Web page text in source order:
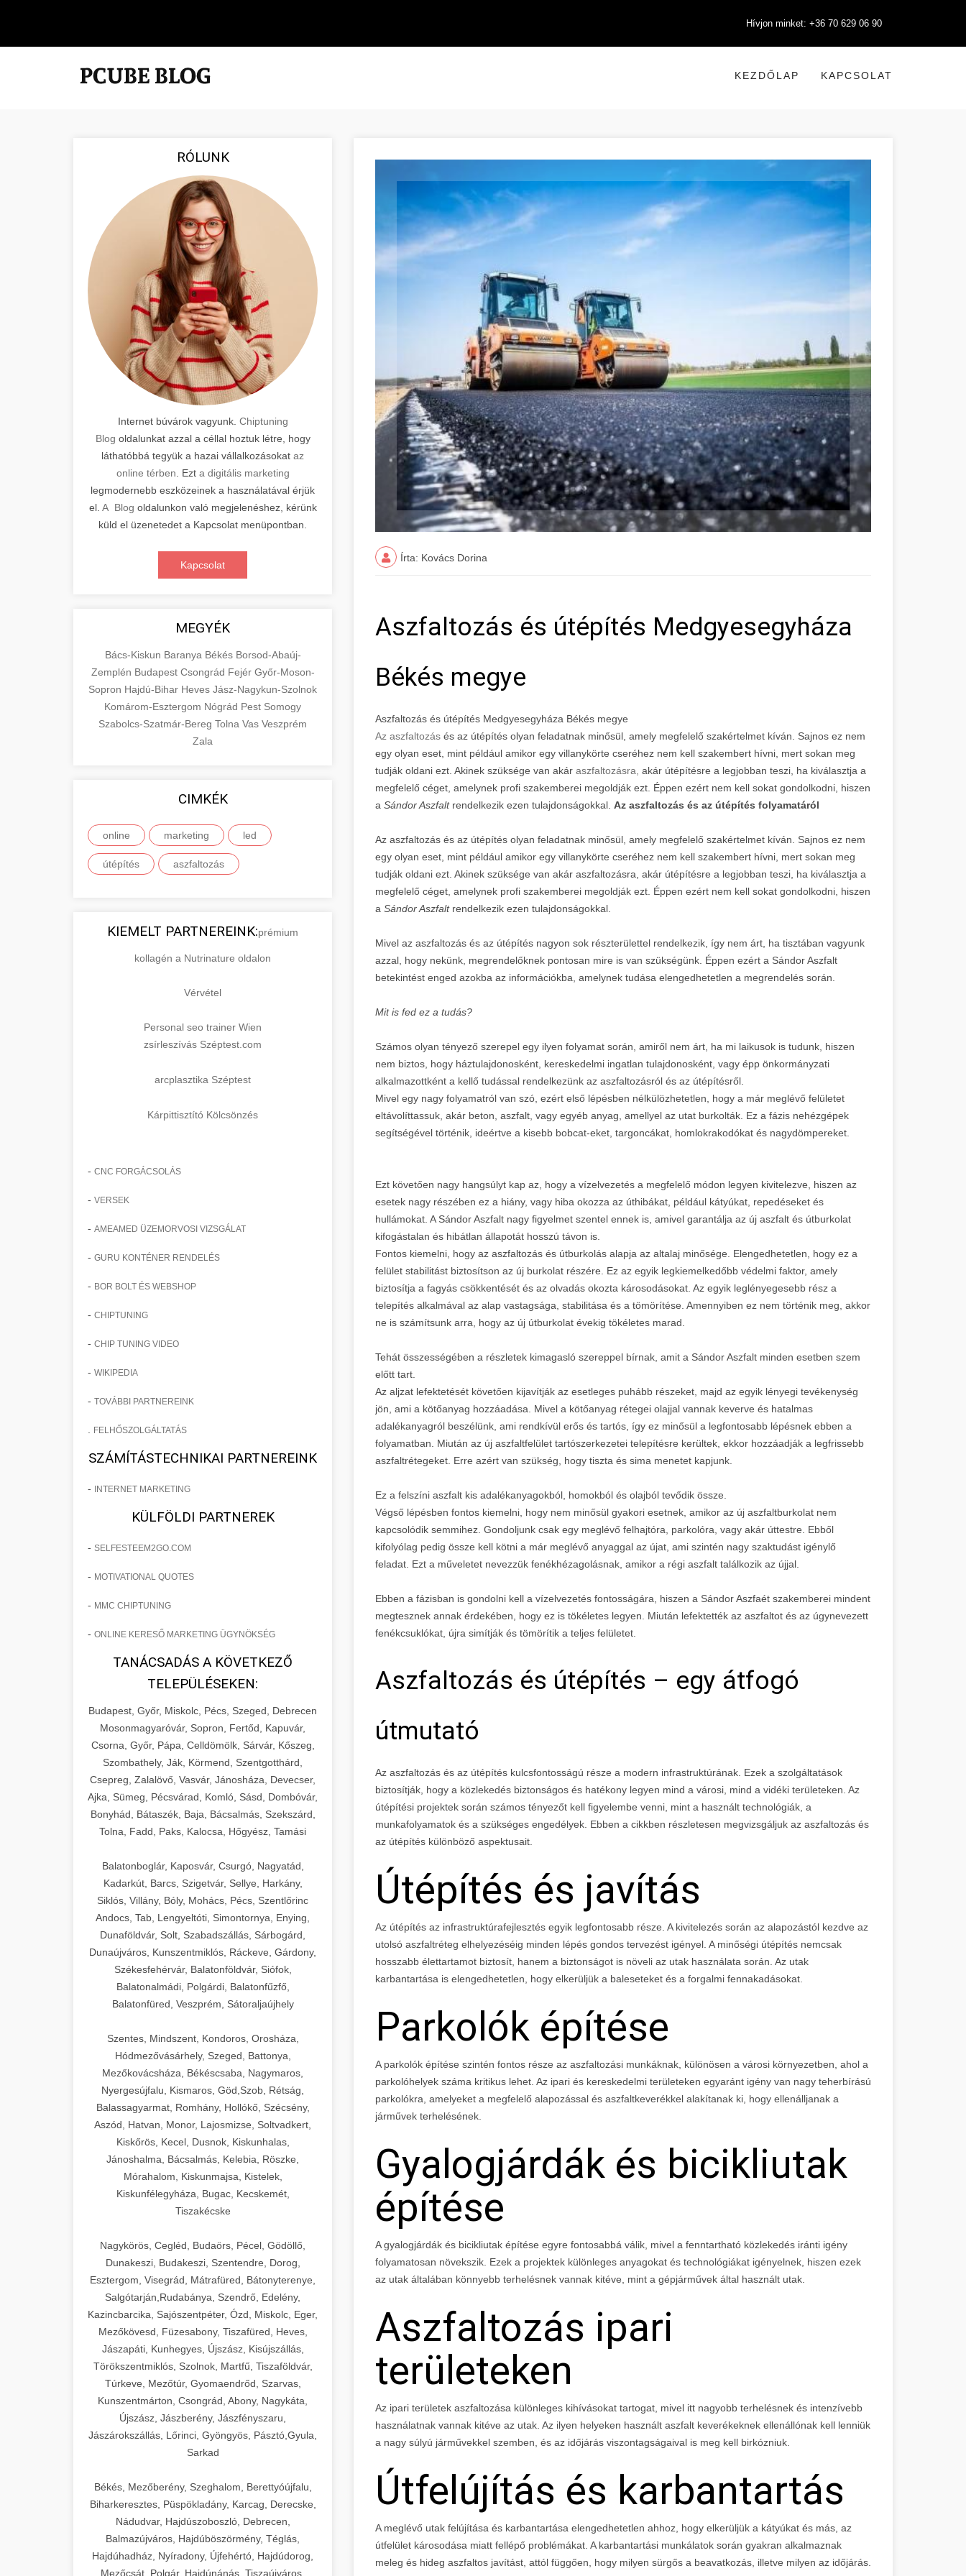
Hívjon minket: +36 70 629 06 90
KEZDŐLAP KAPCSOLAT
RÓLUNK
Internet búvárok vagyunk. Chiptuning
Blog oldalunkat azzal a céllal hoztuk létre, hogy
láthatóbbá tegyük a hazai vállalkozásokat az
online térben . Ezt a digitális marketing
legmodernebb eszközeinek a használatával érjük
el. A Blog oldalunkon való megjelenéshez, kérünk
küld el üzenetedet a Kapcsolat menüpontban.
Kapcsolat
MEGYÉK
Bács-Kiskun Baranya Békés Borsod-Abaúj-
Zemplén Budapest Csongrád Fejér Győr-Moson-
Sopron Hajdú-Bihar Heves Jász-Nagykun-Szolnok
Komárom-Esztergom Nógrád Pest Somogy
Szabolcs-Szatmár-Bereg Tolna Vas Veszprém
Zala
CIMKÉK
online marketing led
útépítés aszfaltozás
KIEMELT PARTNEREINK:prémium
kollagén a Nutrinature oldalon
Vérvétel
Personal seo trainer Wien
zsírleszívás Széptest.com
arcplasztika Széptest
Kárpittisztító Kölcsönzés
- CNC FORGÁCSOLÁS
- VERSEK
- AMEAMED ÜZEMORVOSI VIZSGÁLAT
- GURU KONTÉNER RENDELÉS
- BOR BOLT ÉS WEBSHOP
- CHIPTUNING
- CHIP TUNING VIDEO
- WIKIPEDIA
- TOVÁBBI PARTNEREINK
FELHŐSZOLGÁLTATÁS
SZÁMÍTÁSTECHNIKAI PARTNEREINK
- INTERNET MARKETING
KÜLFÖLDI PARTNEREK
- SELFESTEEM2GO.COM
- MOTIVATIONAL QUOTES
- MMC CHIPTUNING
- ONLINE KERESŐ MARKETING ÜGYNÖKSÉG
TANÁCSADÁS A KÖVETKEZŐ
TELEPÜLÉSEKEN:
Budapest, Győr, Miskolc, Pécs, Szeged, Debrecen
Mosonmagyaróvár, Sopron, Fertőd, Kapuvár,
Csorna, Győr, Pápa, Celldömölk, Sárvár, Kőszeg,
Szombathely, Ják, Körmend, Szentgotthárd,
Csepreg, Zalalövő, Vasvár, Jánosháza, Devecser,
Ajka, Sümeg, Pécsvárad, Komló, Sásd, Dombóvár,
Bonyhád, Bátaszék, Baja, Bácsalmás, Szekszárd,
Tolna, Fadd, Paks, Kalocsa, Hőgyész, Tamási
Balatonboglár, Kaposvár, Csurgó, Nagyatád,
Kadarkút, Barcs, Szigetvár, Sellye, Harkány,
Siklós, Villány, Bóly, Mohács, Pécs, Szentlőrinc
Andocs, Tab, Lengyeltóti, Simontornya, Enying,
Dunaföldvár, Solt, Szabadszállás, Sárbogárd,
Dunaújváros, Kunszentmiklós, Ráckeve, Gárdony,
Székesfehérvár, Balatonföldvár, Siófok,
Balatonalmádi, Polgárdi, Balatonfűzfő,
Balatonfüred, Veszprém, Sátoraljaújhely
Szentes, Mindszent, Kondoros, Orosháza,
Hódmezővásárhely, Szeged, Battonya,
Mezőkovácsháza, Békéscsaba, Nagymaros,
Nyergesújfalu, Kismaros, Göd,Szob, Rétság,
Balassagyarmat, Romhány, Hollókő, Szécsény,
Aszód, Hatvan, Monor, Lajosmizse, Soltvadkert,
Kiskőrös, Kecel, Dusnok, Kiskunhalas,
Jánoshalma, Bácsalmás, Kelebia, Röszke,
Mórahalom, Kiskunmajsa, Kistelek,
Kiskunfélegyháza, Bugac, Kecskemét,
Tiszakécske
Nagykörös, Cegléd, Budaörs, Pécel, Gödöllő,
Dunakeszi, Budakeszi, Szentendre, Dorog,
Esztergom, Visegrád, Mátrafüred, Bátonyterenye,
Salgótarján,Rudabánya, Szendrő, Edelény,
Kazincbarcika, Sajószentpéter, Ózd, Miskolc, Eger,
Mezőkövesd, Füzesabony, Tiszafüred, Heves,
Jászapáti, Kunhegyes, Újszász, Kisújszállás,
Törökszentmiklós, Szolnok, Martfű, Tiszaföldvár,
Túrkeve, Mezőtúr, Gyomaendrőd, Szarvas,
Kunszentmárton, Csongrád, Abony, Nagykáta,
Újszász, Jászberény, Jászfényszaru,
Jászárokszállás, Lőrinci, Gyöngyös, Pásztó,Gyula,
Sarkad
Békés, Mezőberény, Szeghalom, Berettyóújfalu,
Biharkeresztes, Püspökladány, Karcag, Derecske,
Nádudvar, Hajdúszoboszló, Debrecen,
Balmazújváros, Hajdúböszörmény, Téglás,
Hajdúhadház, Nyíradony, Újfehértó, Hajdúdorog,
Mezőcsát, Polgár, Hajdúnánás, Tiszaújváros,
Írta: Kovács Dorina
Aszfaltozás és útépítés Medgyesegyháza
Békés megye
Aszfaltozás és útépítés Medgyesegyháza Békés megye
Az aszfaltozás és az útépítés olyan feladatnak minősül, amely megfelelő szakértelmet kíván. Sajnos ez nem
egy olyan eset, mint például amikor egy villanykörte cseréhez nem kell szakembert hívni, mert sokan meg
tudják oldani ezt. Akinek szüksége van akár aszfaltozásra, akár útépítésre a legjobban teszi, ha kiválasztja a
megfelelő céget, amelynek profi szakemberei megoldják ezt. Éppen ezért nem kell sokat gondolkodni, hiszen
a Sándor Aszfaltrendelkezik ezen tulajdonságokkal. Az aszfaltozás és az útépítés folyamatáról
Az aszfaltozás és az útépítés olyan feladatnak minősül, amely megfelelő szakértelmet kíván. Sajnos ez nem
egy olyan eset, mint például amikor egy villanykörte cseréhez nem kell szakembert hívni, mert sokan meg
tudják oldani ezt. Akinek szüksége van akár aszfaltozásra, akár útépítésre a legjobban teszi, ha kiválasztja a
megfelelő céget, amelynek profi szakemberei megoldják ezt. Éppen ezért nem kell sokat gondolkodni, hiszen
a Sándor Aszfaltrendelkezik ezen tulajdonságokkal.
Mivel az aszfaltozás és az útépítés nagyon sok részterülettel rendelkezik, így nem árt, ha tisztában vagyunk
azzal, hogy nekünk, megrendelőknek pontosan mire is van szükségünk. Éppen ezért a Sándor Aszfalt
betekintést enged azokba az információkba, amelynek tudása elengedhetetlen a megrendelés során.
Mit is fed ez a tudás?
Számos olyan tényező szerepel egy ilyen folyamat során, amiről nem árt, ha mi laikusok is tudunk, hiszen
nem biztos, hogy háztulajdonosként, kereskedelmi ingatlan tulajdonosként, vagy épp önkormányzati
alkalmazottként a kellő tudással rendelkezünk az aszfaltozásról és az útépítésről.
Mivel egy nagy folyamatról van szó, ezért első lépésben nélkülözhetetlen, hogy a már meglévő felületet
eltávolíttassuk, akár beton, aszfalt, vagy egyéb anyag, amellyel az utat burkolták. Ez a fázis nehézgépek
segítségével történik, ideértve a kisebb bobcat-eket, targoncákat, homlokrakodókat és nagydömpereket.
Ezt követően nagy hangsúlyt kap az, hogy a vízelvezetés a megfelelő módon legyen kivitelezve, hiszen az
esetek nagy részében ez a hiány, vagy hiba okozza az úthibákat, például kátyúkat, repedéseket és
hullámokat. A Sándor Aszfalt nagy figyelmet szentel ennek is, amivel garantálja az új aszfalt és útburkolat
kifogástalan és hibátlan állapotát hosszú távon is.
Fontos kiemelni, hogy az aszfaltozás és útburkolás alapja az altalaj minősége. Elengedhetetlen, hogy ez a
felület stabilitást biztosítson az új burkolat részére. Ez az egyik legkiemelkedőbb védelmi faktor, amely
biztosítja a fagyás csökkentését és az olvadás okozta károsodásokat. Az egyik leglényegesebb rész a
telepítés alkalmával az alap vastagsága, stabilitása és a tömörítése. Amennyiben ez nem történik meg, akkor
ne is számítsunk arra, hogy az új útburkolat évekig tökéletes marad.
Tehát összességében a részletek kimagasló szereppel bírnak, amit a Sándor Aszfalt minden esetben szem
előtt tart.
Az aljzat lefektetését követően kijavítják az esetleges puhább részeket, majd az egyik lényegi tevékenység
jön, ami a kötőanyag hozzáadása. Mivel a kötőanyag rétegei olajjal vannak keverve és hatalmas
adalékanyagról beszélünk, ami rendkívül erős és tartós, így ez minősül a legfontosabb lépésnek ebben a
folyamatban. Miután az új aszfaltfelület tartószerkezetei telepítésre kerültek, ekkor hozzáadják a legfrissebb
aszfaltrétegeket. Erre azért van szükség, hogy tiszta és sima menetet kapjunk.
Ez a felszíni aszfalt kis adalékanyagokból, homokból és olajból tevődik össze.
Végső lépésben fontos kiemelni, hogy nem minősül gyakori esetnek, amikor az új aszfaltburkolat nem
kapcsolódik semmihez. Gondoljunk csak egy meglévő felhajtóra, parkolóra, vagy akár úttestre. Ebből
kifolyólag pedig össze kell kötni a már meglévő anyaggal az újat, ami szintén nagy szaktudást igénylő
feladat. Ezt a műveletet nevezzük fenékhézagolásnak, amikor a régi aszfalt találkozik az újjal.
Ebben a fázisban is gondolni kell a vízelvezetés fontosságára, hiszen a Sándor Aszfaét szakemberei mindent
megtesznek annak érdekében, hogy ez is tökéletes legyen. Miután lefektették az aszfaltot és az úgynevezett
fenékcsuklókat, újra simítják és tömörítik a teljes felületet.
Aszfaltozás és útépítés – egy átfogó
útmutató
Az aszfaltozás és az útépítés kulcsfontosságú része a modern infrastruktúrának. Ezek a szolgáltatások
biztosítják, hogy a közlekedés biztonságos és hatékony legyen mind a városi, mind a vidéki területeken. Az
útépítési projektek során számos tényezőt kell figyelembe venni, mint a használt technológiák, a
munkafolyamatok és a szükséges engedélyek. Ebben a cikkben részletesen megvizsgáljuk az aszfaltozás és
az útépítés különböző aspektusait.
Útépítés és javítás
Az útépítés az infrastruktúrafejlesztés egyik legfontosabb része. A kivitelezés során az alapozástól kezdve az
utolsó aszfaltréteg elhelyezéséig minden lépés gondos tervezést igényel. A minőségi útépítés nemcsak
hosszabb élettartamot biztosít, hanem a biztonságot is növeli az utak használata során. Az utak
karbantartása is elengedhetetlen, hogy elkerüljük a baleseteket és a forgalmi fennakadásokat.
Parkolók építése
A parkolók építése szintén fontos része az aszfaltozási munkáknak, különösen a városi környezetben, ahol a
parkolóhelyek száma kritikus lehet. Az ipari és kereskedelmi területeken egyaránt igény van nagy teherbírású
parkolókra, amelyeket a megfelelő alapozással és aszfaltkeverékkel alakítanak ki, hogy ellenálljanak a
járművek terhelésének.
Gyalogjárdák és bicikliutak
építése
A gyalogjárdák és bicikliutak építése egyre fontosabbá válik, mivel a fenntartható közlekedés iránti igény
folyamatosan növekszik. Ezek a projektek különleges anyagokat és technológiákat igényelnek, hiszen ezek
az utak általában könnyebb terhelésnek vannak kitéve, mint a gépjárművek által használt utak.
Aszfaltozás ipari
területeken
Az ipari területek aszfaltozása különleges kihívásokat tartogat, mivel itt nagyobb terhelésnek és intenzívebb
használatnak vannak kitéve az utak. Az ilyen helyeken használt aszfalt keverékeknek ellenállónak kell lenniük
a nagy súlyú járművekkel szemben, és az időjárás viszontagságaival is meg kell birkózniuk.
Útfelújítás és karbantartás
A meglévő utak felújítása és karbantartása elengedhetetlen ahhoz, hogy elkerüljük a kátyúkat és más, az
útfelület károsodása miatt fellépő problémákat. A karbantartási munkálatok során gyakran alkalmaznak
meleg és hideg aszfaltos javítást, attól függően, hogy milyen sürgős a beavatkozás, illetve milyen az időjárás.